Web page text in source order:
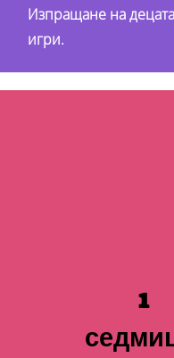
Изпращане на
игри.
1